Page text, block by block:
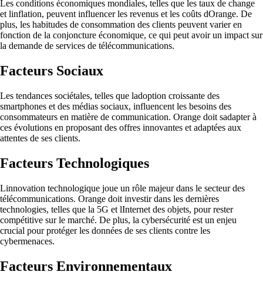
Les conditions économiques mondiales, telles que les taux de change
et linflation, peuvent influencer les revenus et les coûts dOrange. De
plus, les habitudes de consommation des clients peuvent varier en
fonction de la conjoncture économique, ce qui peut avoir un impact sur
la demande de services de télécommunications.
Facteurs Sociaux
Les tendances sociétales, telles que ladoption croissante des
smartphones et des médias sociaux, influencent les besoins des
consommateurs en matière de communication. Orange doit sadapter à
ces évolutions en proposant des offres innovantes et adaptées aux
attentes de ses clients.
Facteurs Technologiques
Linnovation technologique joue un rôle majeur dans le secteur des
télécommunications. Orange doit investir dans les dernières
technologies, telles que la 5G et lInternet des objets, pour rester
compétitive sur le marché. De plus, la cybersécurité est un enjeu
crucial pour protéger les données de ses clients contre les
cybermenaces.
Facteurs Environnementaux